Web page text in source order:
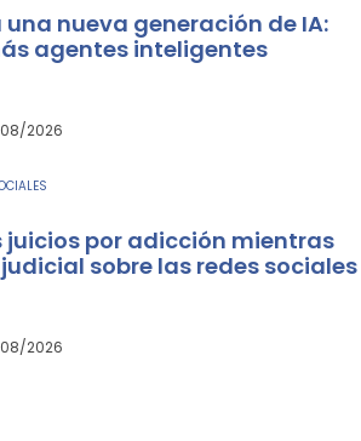
nueva generación de IA:
agentes inteligentes
2026
juicios por adicción mientras
sobre las redes sociales
2026